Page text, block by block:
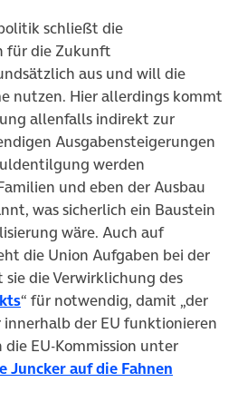
schließt die
für die Zukunft
aus und will die
nutzen. Hier allerdings kommt
allenfalls indirekt zur
Ausgabensteigerungen
werden
und eben der Ausbau
was sicherlich ein Baustein
wäre. Auch auf
die Union Aufgaben bei der
die Verwirklichung des
(öffnet in neuem Tab)
“ für notwendig, damit „der
der EU funktionieren
die EU-Kommission unter
Juncker auf die Fahnen
Tab)